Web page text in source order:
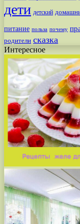
дети детский
питание польза почему
родители сказка
Интересное